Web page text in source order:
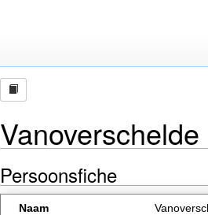
Persoonsfiche
Naam